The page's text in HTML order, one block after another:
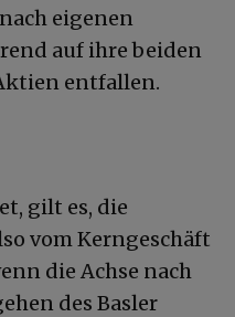
eigenen
auf ihre beiden
entfallen.
gilt es, die
vom Kerngeschäft
die Achse nach
des Basler